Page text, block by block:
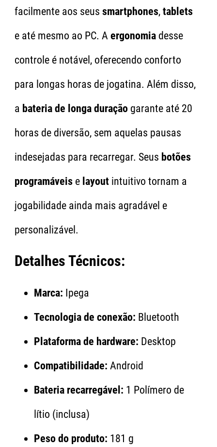
facilmente aos seus smartphones, tablets
e até mesmo ao PC. A ergonomia desse
controle é notável, oferecendo conforto
para longas horas de jogatina. Além disso,
a bateria de longa duração garante até 20
horas de diversão, sem aquelas pausas
indesejadas para recarregar. Seus botões
programáveis e layout intuitivo tornam a
jogabilidade ainda mais agradável e
personalizável.
Detalhes Técnicos:
Marca: Ipega
Tecnologia de conexão: Bluetooth
Plataforma de hardware: Desktop
Compatibilidade: Android
Bateria recarregável: 1 Polímero de
lítio (inclusa)
Peso do produto: 181 g